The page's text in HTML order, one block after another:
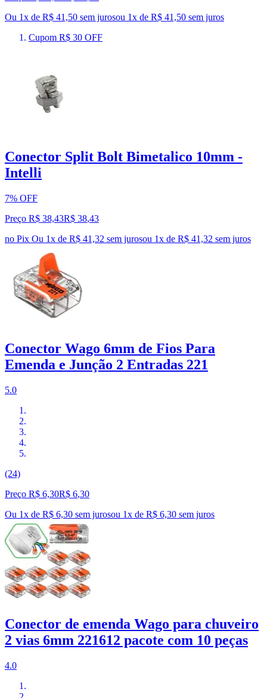
Ou 1x de R$ 41,50 sem jurosou 1x de R$ 41,50 sem juros
Cupom R$ 30 OFF
Conector Split Bolt Bimetalico 10mm -
Intelli
7% OFF
Preço R$ 38,43R$ 38,43
no Pix Ou 1x de R$ 41,32 sem jurosou 1x de R$ 41,32 sem juros
Conector Wago 6mm de Fios Para
Emenda e Junção 2 Entradas 221
5.0
(24)
Preço R$ 6,30R$ 6,30
Ou 1x de R$ 6,30 sem jurosou 1x de R$ 6,30 sem juros
Conector de emenda Wago para chuveiro
2 vias 6mm 221612 pacote com 10 peças
4.0